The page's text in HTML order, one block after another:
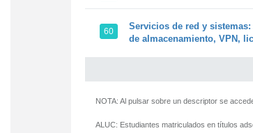
60
Servicios de red y
de almacenamiento, VPN,
NOTA: Al pulsar sobre un descriptor se
ALUC: Estudiantes matriculados en títulos